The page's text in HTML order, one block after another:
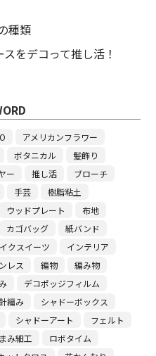
種類
をデコって推し活！
アメリカンフラワー
ボタニカル
髪飾り
ー 推し活
ブローチ
手芸
樹脂粘土
ウッドプレート
布地
カゴバッグ
紙バンド
クスイーツ
インテリア
レス 編物
編み物
デコポッジフィルム
編み
シャドーボックス
シャドーアート
フェルト
み細工
ロボタイム